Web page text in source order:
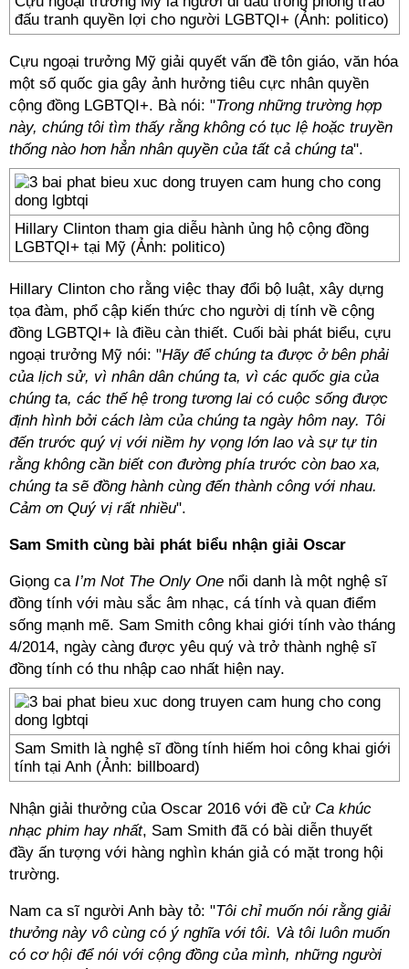
đấu tranh quyền lợi cho người LGBTQI+ (Ảnh: politico)
Cựu ngoại trưởng Mỹ giải quyết vấn đề tôn giáo, văn hóa
một số quốc gia gây ảnh hưởng tiêu cực nhân quyền
cộng đồng LGBTQI+. Bà nói: "Trong những trường hợp
này, chúng tôi tìm thấy rằng không có tục lệ hoặc truyền
thống nào hơn hẳn nhân quyền của tất cả chúng ta".
Hillary Clinton tham gia diễu hành ủng hộ cộng đồng
LGBTQI+ tại Mỹ (Ảnh: politico)
Hillary Clinton cho rằng việc thay đổi bộ luật, xây dựng
tọa đàm, phổ cập kiến thức cho người dị tính về cộng
đồng LGBTQI+ là điều càn thiết. Cuối bài phát biểu, cựu
ngoại trưởng Mỹ nói: "Hãy để chúng ta được ở bên phải
của lịch sử, vì nhân dân chúng ta, vì các quốc gia của
chúng ta, các thế hệ trong tương lai có cuộc sống được
định hình bởi cách làm của chúng ta ngày hôm nay. Tôi
đến trước quý vị với niềm hy vọng lớn lao và sự tự tin
rằng không cần biết con đường phía trước còn bao xa,
chúng ta sẽ đồng hành cùng đến thành công với nhau.
Cảm ơn Quý vị rất nhiều".
Sam Smith cùng bài phát biểu nhận giải Oscar
Giọng caI’m Not The Only One nổi danh là một nghệ sĩ
đồng tính với màu sắc âm nhạc, cá tính và quan điểm
sống mạnh mẽ. Sam Smith công khai giới tính vào tháng
4/2014, ngày càng được yêu quý và trở thành nghệ sĩ
đồng tính có thu nhập cao nhất hiện nay.
Sam Smith là nghệ sĩ đồng tính hiếm hoi công khai giới
tính tại Anh (Ảnh: billboard)
Nhận giải thưởng của Oscar 2016 với đề cử Ca khúc
nhạc phim hay nhất, Sam Smith đã có bài diễn thuyết
đầy ấn tượng với hàng nghìn khán giả có mặt trong hội
trường.
Nam ca sĩ người Anh bày tỏ: "Tôi chỉ muốn nói rằng giải
thưởng này vô cùng có ý nghĩa với tôi. Và tôi luôn muốn
có cơ hội để nói với cộng đồng của mình, những người